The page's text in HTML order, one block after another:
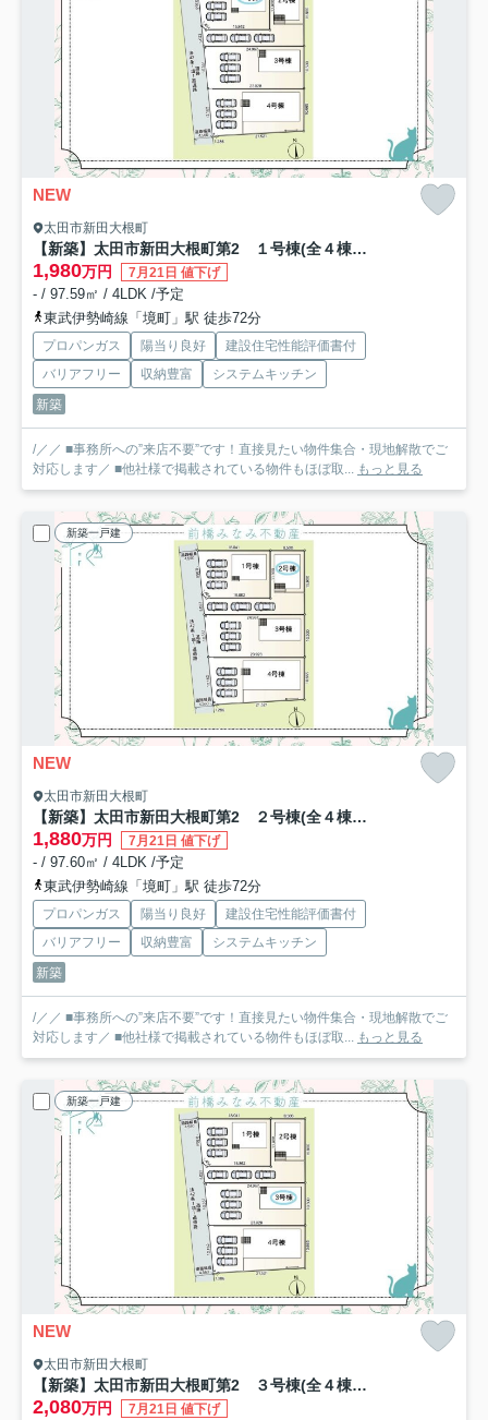
NEW
太田市新田大根町
【新築】太田市新田大根町第2 １号棟(全４棟) クレイドルガーデン 新築建売分譲
1,980万円 7月21日 値下げ
- / 97.59㎡ / 4LDK /予定
東武伊勢崎線「境町」駅 徒歩72分
プロパンガス 陽当り良好
建設住宅性能評価書付
バリアフリー
収納豊富
システムキッチン
新築
/／／ ■事務所への”来店不要”です！直接見たい物件集合・現地解散でご
対応します／ ■他社様で掲載されている物件もほぼ取... もっと見る
新築一戸建
NEW
太田市新田大根町
【新築】太田市新田大根町第2 ２号棟(全４棟) クレイドルガーデン 新築建売分譲
1,880万円 7月21日 値下げ
- / 97.60㎡ / 4LDK /予定
東武伊勢崎線「境町」駅 徒歩72分
プロパンガス 陽当り良好
建設住宅性能評価書付
バリアフリー
収納豊富
システムキッチン
新築
/／／ ■事務所への”来店不要”です！直接見たい物件集合・現地解散でご
対応します／ ■他社様で掲載されている物件もほぼ取... もっと見る
新築一戸建
NEW
太田市新田大根町
【新築】太田市新田大根町第2 ３号棟(全４棟) クレイドルガーデン 新築建売分譲
2,080万円 7月21日 値下げ